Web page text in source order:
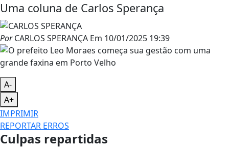
Uma coluna de Carlos Sperança
PorCARLOS SPERANÇA Em 10/01/2025 19:39
A-
A+
IMPRIMIR
REPORTAR ERROS
Culpas repartidas